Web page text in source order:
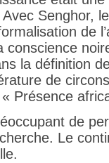
Senghor,
de
la définition
de
Présence
de
Le